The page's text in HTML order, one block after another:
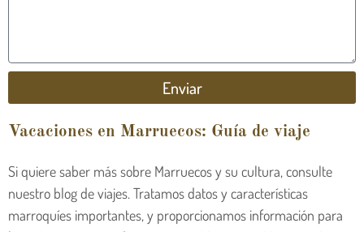
Enviar
Vacaciones en Marruecos: Guía de viaje
Si quiere saber más sobre Marruecos y su cultura, consulte
nuestro blog de viajes. Tratamos datos y características
marroquíes importantes, y proporcionamos información para